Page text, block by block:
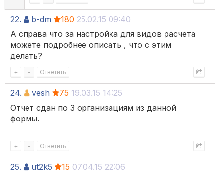
22. b-dm 180 25.02.15 09:40
А справа что за настройка для видов расчета
можете подробнее описать , что с этим
делать?
+ – Ответить
24. vesh 75 19.03.15 14:25
Отчет сдан по 3 организациям из данной
формы.
+ – Ответить
25. ut2k5 15 07.04.15 22:06